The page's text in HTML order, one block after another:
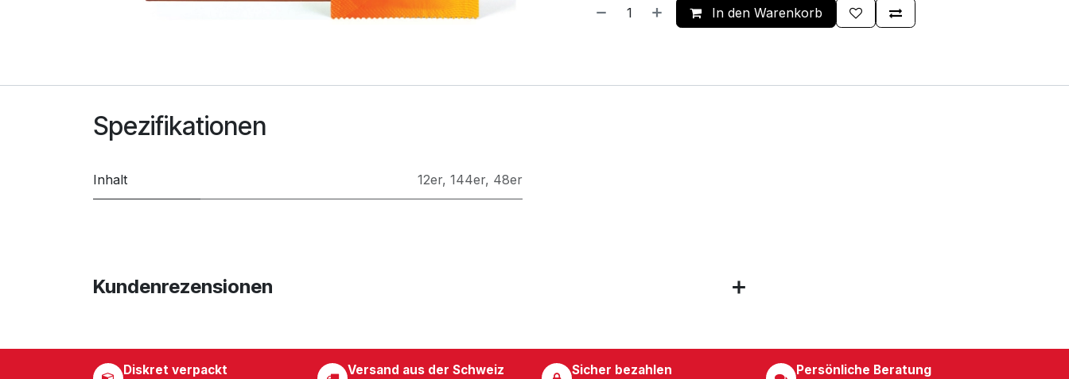
In den Warenkorb
Spezifikationen
Inhalt 12er, 144er, 48er
Kundenrezensionen
Diskret verpackt Versand aus der Schweiz Sicher bezahlen Persönliche Beratung